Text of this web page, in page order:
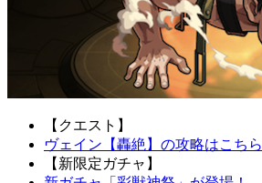
【クエスト】
ヴェイン【轟絶】の攻略はこちら
【新限定ガチャ】